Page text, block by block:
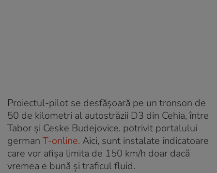
Proiectul-pilot se desfășoară pe un tronson de
50 de kilometri al autostrăzii D3 din Cehia, între
Tabor și Ceske Budejovice, potrivit portalului
german T-online. Aici, sunt instalate indicatoare
care vor afișa limita de 150 km/h doar dacă
vremea e bună și traficul fluid.